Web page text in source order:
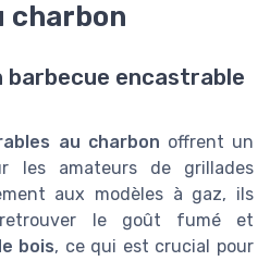
charbon
barbecue encastrable
au charbon offrent un
les amateurs de grillades
aux modèles à gaz, ils
le goût fumé et
bois, ce qui est crucial pour